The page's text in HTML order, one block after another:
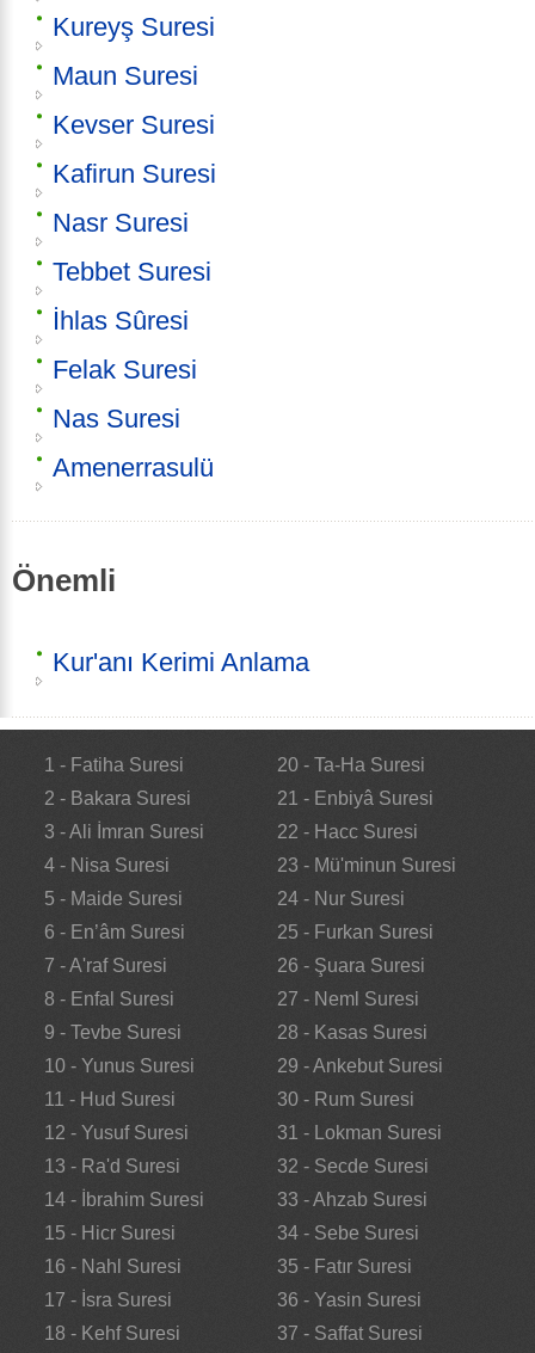
Kureyş Suresi
Maun Suresi
Kevser Suresi
Kafirun Suresi
Nasr Suresi
Tebbet Suresi
İhlas Sûresi
Felak Suresi
Nas Suresi
Amenerrasulü
Önemli
Kur'anı Kerimi Anlama
1 - Fatiha Suresi
2 - Bakara Suresi
3 - Ali İmran Suresi
4 - Nisa Suresi
5 - Maide Suresi
6 - En’âm Suresi
7 - A'raf Suresi
8 - Enfal Suresi
9 - Tevbe Suresi
10 - Yunus Suresi
11 - Hud Suresi
12 - Yusuf Suresi
13 - Ra'd Suresi
14 - İbrahim Suresi
15 - Hicr Suresi
16 - Nahl Suresi
17 - İsra Suresi
18 - Kehf Suresi
20 - Ta-Ha Suresi
21 - Enbiyâ Suresi
22 - Hacc Suresi
23 - Mü'minun Suresi
24 - Nur Suresi
25 - Furkan Suresi
26 - Şuara Suresi
27 - Neml Suresi
28 - Kasas Suresi
29 - Ankebut Suresi
30 - Rum Suresi
31 - Lokman Suresi
32 - Secde Suresi
33 - Ahzab Suresi
34 - Sebe Suresi
35 - Fatır Suresi
36 - Yasin Suresi
37 - Saffat Suresi